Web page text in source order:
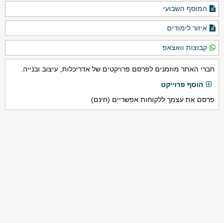
המוסף השבועי
איזור לימודים
קבוצות וואצאפ
חברי האתר מוזמנים לפרסם פרויקטים של אדריכלות, עיצוב ובנייה.
הוסף פרוייקט
פרסם את עצמך ללקוחות אפשריים (חינם)